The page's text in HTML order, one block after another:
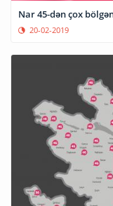
Nar 45-dən çox
20-02-2019